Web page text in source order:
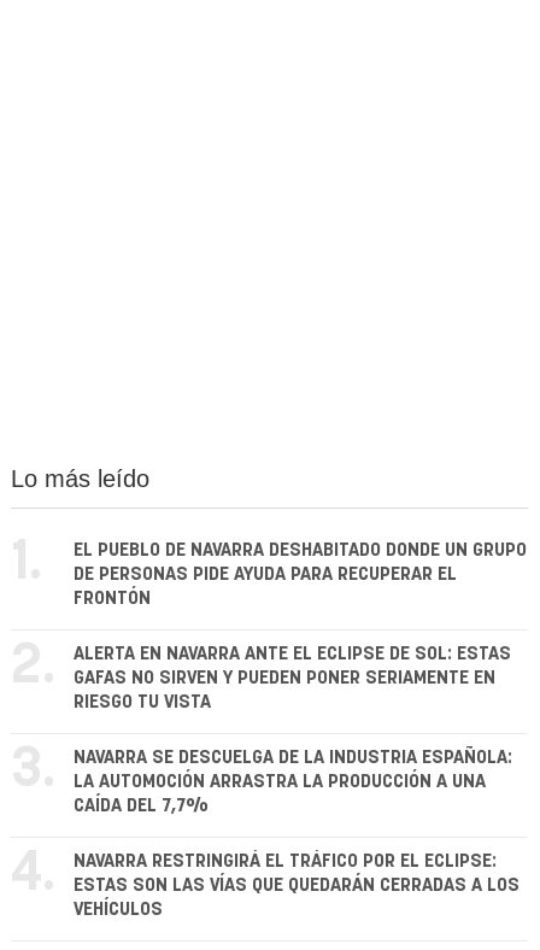
Lo más leído
1.
EL PUEBLO DE NAVARRA DESHABITADO DONDE UN GRUPO
DE PERSONAS PIDE AYUDA PARA RECUPERAR EL
FRONTÓN
2.
ALERTA EN NAVARRA ANTE EL ECLIPSE DE SOL: ESTAS
GAFAS NO SIRVEN Y PUEDEN PONER SERIAMENTE EN
RIESGO TU VISTA
3.
NAVARRA SE DESCUELGA DE LA INDUSTRIA ESPAÑOLA:
LA AUTOMOCIÓN ARRASTRA LA PRODUCCIÓN A UNA
CAÍDA DEL 7,7%
4.
NAVARRA RESTRINGIRÁ EL TRÁFICO POR EL ECLIPSE:
ESTAS SON LAS VÍAS QUE QUEDARÁN CERRADAS A LOS
VEHÍCULOS